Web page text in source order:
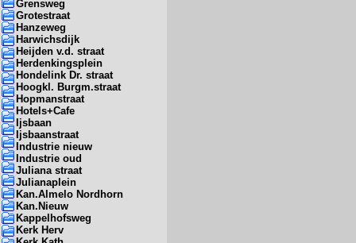
Grensweg
Grotestraat
Hanzeweg
Harwichsdijk
Heijden v.d. straat
Herdenkingsplein
Hondelink Dr. straat
Hoogkl. Burgm.straat
Hopmanstraat
Hotels+Cafe
Ijsbaan
Ijsbaanstraat
Industrie nieuw
Industrie oud
Juliana straat
Julianaplein
Kan.Almelo Nordhorn
Kan.Nieuw
Kappelhofsweg
Kerk Herv